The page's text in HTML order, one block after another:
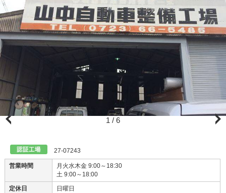
1 / 6
27-07243
営業時間
月火水木金 9:00～18:30
土 9:00～18:00
定休日
日曜日